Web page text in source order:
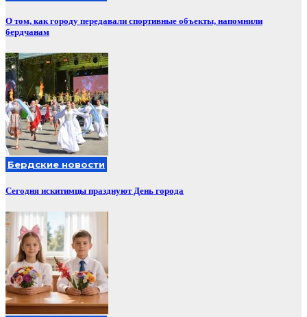
О том, как городу передавали спортивные объекты, напомнили
бердчанам
Бердские новости
Сегодня искитимцы празднуют День города